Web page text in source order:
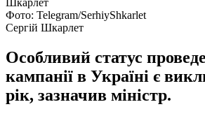
Фото: Telegram/SerhiyShkarlet
Сергій Шкарлет
Особливий статус
кампанії в Україні є
рік, зазначив міністр.